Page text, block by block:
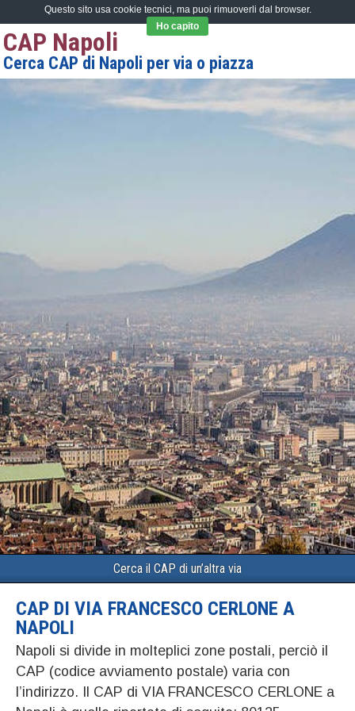
CAP Napoli
Cerca CAP di Napoli per via o piazza
Cerca il CAP di un’altra via
CAP DI VIA FRANCESCO CERLONE A
NAPOLI
Napoli si divide in molteplici zone postali, perciò il
CAP (codice avviamento postale) varia con
l’indirizzo. Il CAP di VIA FRANCESCO CERLONE a
Questo sito usa cookie tecnici, ma puoi rimuoverli dal browser.
Ho capito